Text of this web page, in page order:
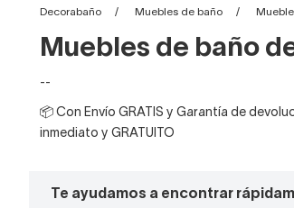
Decorabaño Muebles de baño
Muebles de baño
--
📦 Con Envío GRATIS y Garantía de
inmediato y GRATUITO
Te ayudamos a encontrar